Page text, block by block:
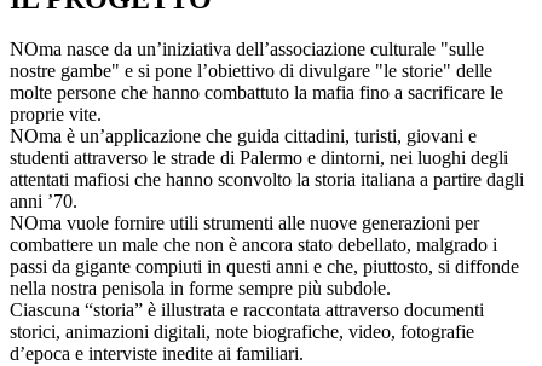
NOma nasce da un’iniziativa dell’associazione culturale "sulle
nostre gambe" e si pone l’obiettivo di divulgare "le storie" delle
molte persone che hanno combattuto la mafia fino a sacrificare le
proprie vite.
NOma è un’applicazione che guida cittadini, turisti, giovani e
studenti attraverso le strade di Palermo e dintorni, nei luoghi degli
attentati mafiosi che hanno sconvolto la storia italiana a partire dagli
anni ’70.
NOma vuole fornire utili strumenti alle nuove generazioni per
combattere un male che non è ancora stato debellato, malgrado i
passi da gigante compiuti in questi anni e che, piuttosto, si diffonde
nella nostra penisola in forme sempre più subdole.
Ciascuna “storia” è illustrata e raccontata attraverso documenti
storici, animazioni digitali, note biografiche, video, fotografie
d’epoca e interviste inedite ai familiari.